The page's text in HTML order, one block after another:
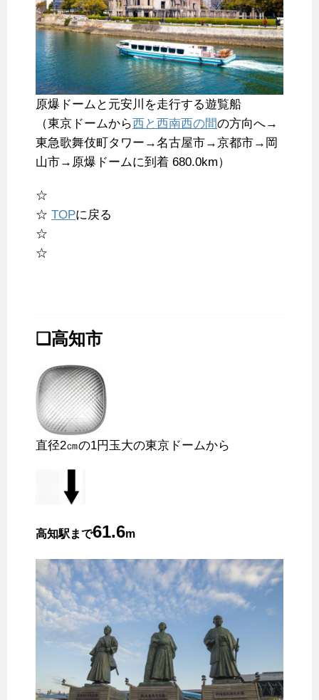
原爆ドームと元安川を走行する遊覧船
（東京ドームから西と西南西の間の方向へ→
東急歌舞伎町タワー→名古屋市→京都市→岡
山市→原爆ドームに到着 680.0km）
☆
☆ TOPに戻る
☆
☆
❑高知市
直径2㎝の1円玉大の東京ドームから
高知駅まで61.6m